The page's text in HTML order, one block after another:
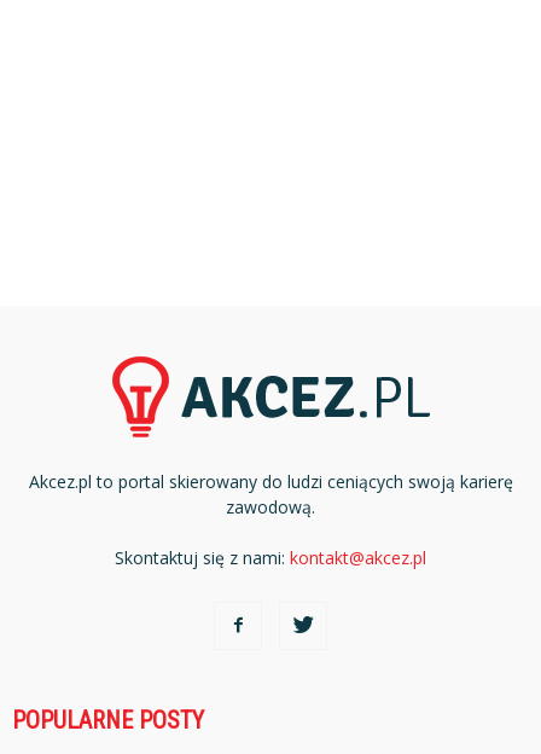
Akcez.pl to portal skierowany do ludzi ceniących swoją karierę
zawodową.
Skontaktuj się z nami: kontakt@akcez.pl
POPULARNE POSTY